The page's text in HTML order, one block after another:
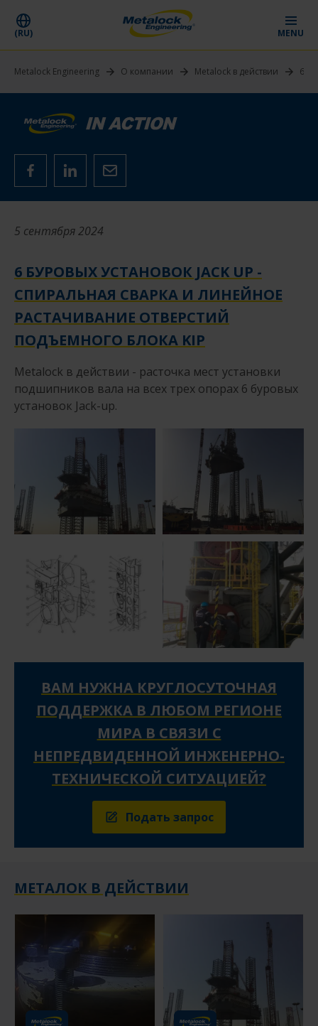
(RU) MENU
Metalock Engineering О компании Metalock в действии 6
5 сентября 2024
6 БУРОВЫХ УСТАНОВОК JACK UP -
СПИРАЛЬНАЯ СВАРКА И ЛИНЕЙНОЕ
РАСТАЧИВАНИЕ ОТВЕРСТИЙ
ПОДЪЕМНОГО БЛОКА KIP
Metalock в действии - расточка мест установки
подшипников вала на всех трех опорах 6 буровых
установок Jack-up.
ВАМ НУЖНА КРУГЛОСУТОЧНАЯ
ПОДДЕРЖКА В ЛЮБОМ РЕГИОНЕ
МИРА В СВЯЗИ С
НЕПРЕДВИДЕННОЙ ИНЖЕНЕРНО-
ТЕХНИЧЕСКОЙ СИТУАЦИЕЙ?
Подать запрос
МЕТАЛОК В ДЕЙСТВИИ